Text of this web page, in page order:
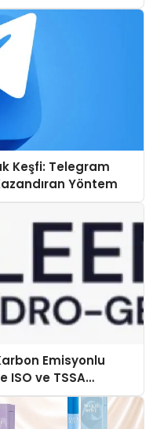
Keşfi: Telegram
Yöntem
Emisyonlu
ISO ve TSSA